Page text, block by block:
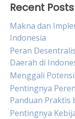
Recent Posts
Makna dan
Indonesia
Peran
Daerah di
Menggali
Pentingnya
Panduan Praktis
Pentingnya